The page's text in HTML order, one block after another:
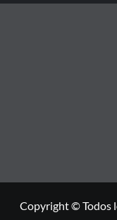
Copyright © Todos